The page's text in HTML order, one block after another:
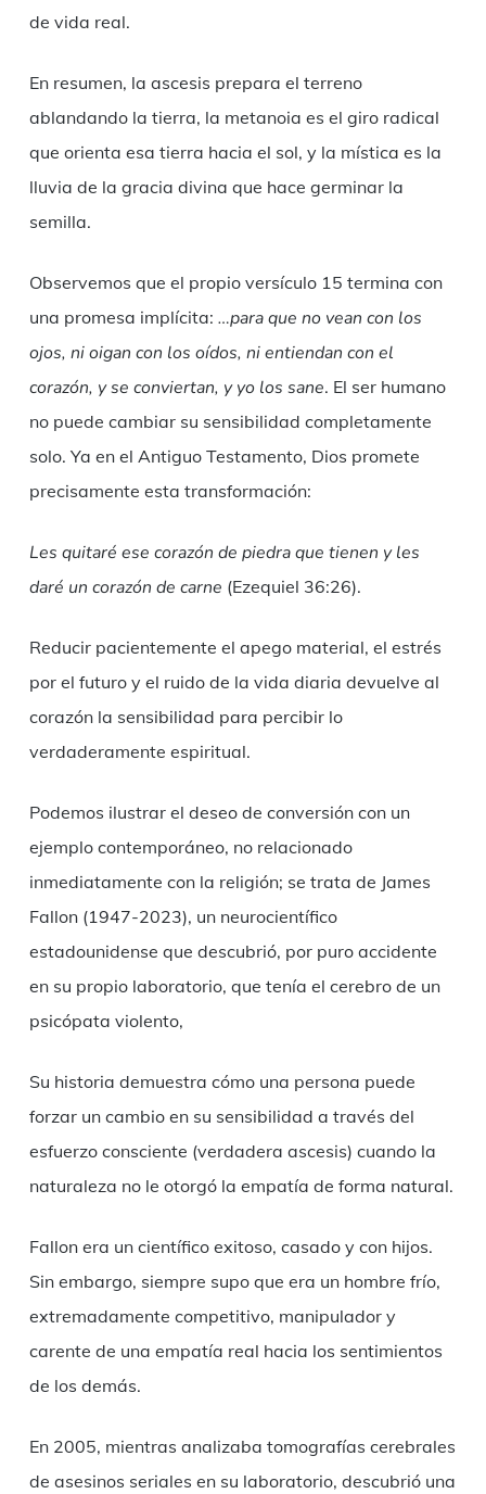
de vida real.
En resumen, la ascesis prepara el terreno
ablandando la tierra, la metanoia es el giro radical
que orienta esa tierra hacia el sol, y la mística es la
lluvia de la gracia divina que hace germinar la
semilla.
Observemos que el propio versículo 15 termina con
una promesa implícita: …para que no vean con los
ojos, ni oigan con los oídos, ni entiendan con el
corazón, y se conviertan, y yo los sane. El ser humano
no puede cambiar su sensibilidad completamente
solo. Ya en el Antiguo Testamento, Dios promete
precisamente esta transformación:
Les quitaré ese corazón de piedra que tienen y les
daré un corazón de carne (Ezequiel 36:26).
Reducir pacientemente el apego material, el estrés
por el futuro y el ruido de la vida diaria devuelve al
corazón la sensibilidad para percibir lo
verdaderamente espiritual.
Podemos ilustrar el deseo de conversión con un
ejemplo contemporáneo, no relacionado
inmediatamente con la religión; se trata de James
Fallon (1947-2023), un neurocientífico
estadounidense que descubrió, por puro accidente
en su propio laboratorio, que tenía el cerebro de un
psicópata violento,
Su historia demuestra cómo una persona puede
forzar un cambio en su sensibilidad a través del
esfuerzo consciente (verdadera ascesis) cuando la
naturaleza no le otorgó la empatía de forma natural.
Fallon era un científico exitoso, casado y con hijos.
Sin embargo, siempre supo que era un hombre frío,
extremadamente competitivo, manipulador y
carente de una empatía real hacia los sentimientos
de los demás.
En 2005, mientras analizaba tomografías cerebrales
de asesinos seriales en su laboratorio, descubrió una